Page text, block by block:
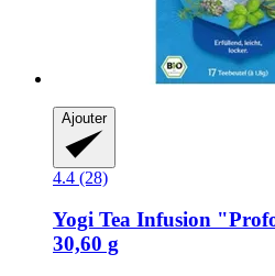
Ajouter
4.4 (28)
Yogi Tea Infusion
30,60 g